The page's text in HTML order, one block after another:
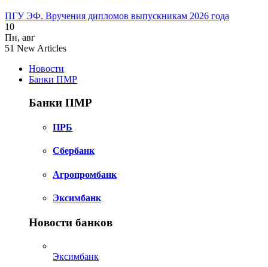
ПГУ ЭФ. Вручения дипломов выпускникам 2026 года
10
Пн, авг
51 New Articles
Новости
Банки ПМР
Банки ПМР
ПРБ
Сбербанк
Агропромбанк
Эксимбанк
Новости банков
Эксимбанк